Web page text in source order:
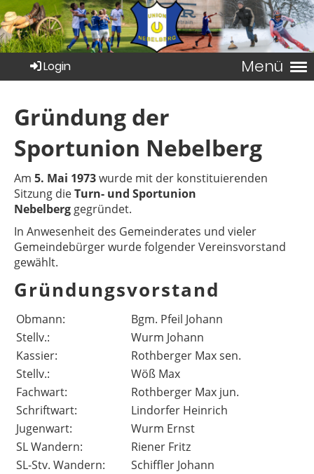
Menü
Login
Gründung der
Sportunion Nebelberg
Am 5. Mai 1973wurde mit der konstituierenden
Sitzung dieTurn- und Sportunion
Nebelberg gegründet.
In Anwesenheit des Gemeinderates und vieler
Gemeindebürger wurde folgender Vereinsvorstand
gewählt.
Gründungsvorstand
Obmann:
Bgm. Pfeil Johann
Stellv.:
Wurm Johann
Kassier:
Rothberger Max sen.
Stellv.:
Wöß Max
Fachwart:
Rothberger Max jun.
Schriftwart:
Lindorfer Heinrich
Jugenwart:
Wurm Ernst
SL Wandern:
Riener Fritz
SL-Stv. Wandern:
Schiffler Johann